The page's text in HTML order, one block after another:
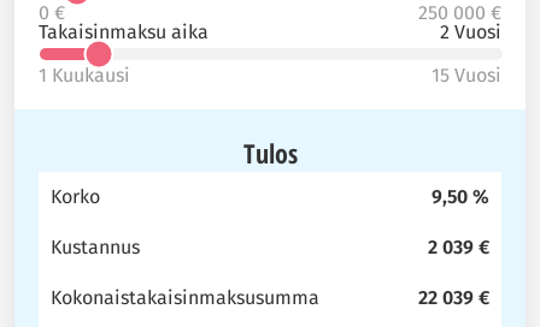
0 €
250 000 €
Takaisinmaksu aika
2 Vuosi
1 Kuukausi
15 Vuosi
Tulos
Korko 9,50 %
Kustannus 2 039 €
Kokonaistakaisinmaksusumma 22 039 €